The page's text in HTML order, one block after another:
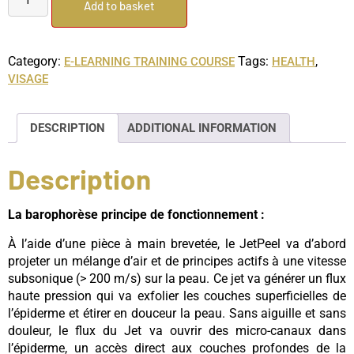
Add to basket
Category: E-LEARNING TRAINING COURSE Tags: HEALTH,
VISAGE
DESCRIPTION ADDITIONAL INFORMATION
Description
La barophorèse principe de fonctionnement :
À l’aide d’une pièce à main brevetée, le JetPeel va d’abord
projeter un mélange d’air et de principes actifs à une vitesse
subsonique (> 200 m/s) sur la peau. Ce jet va générer un flux
haute pression qui va exfolier les couches superficielles de
l’épiderme et étirer en douceur la peau. Sans aiguille et sans
douleur, le flux du Jet va ouvrir des micro-canaux dans
l’épiderme, un accès direct aux couches profondes de la